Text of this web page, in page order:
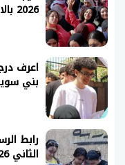
2026 بالاسم فقط بدون رقم الجلوس
بني
رابط
الثاني 2026 بالبحيرة برقم الجلوس والاسم